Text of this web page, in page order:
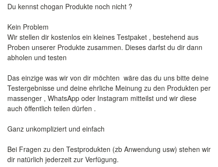
Du kennst chogan Produkte noch nicht ?
Kein Problem
Wir stellen dir kostenlos ein kleines Testpaket , bestehend aus
Proben unserer Produkte zusammen. Dieses darfst du dir dann
abholen und testen
Das einzige was wir von dir möchten wäre das du uns bitte deine
Testergebnisse und deine ehrliche Meinung zu den Produkten per
massenger , WhatsApp oder Instagram mitteilst und wir diese
auch öffentlich teilen dürfen .
Ganz unkompliziert und einfach
Bei Fragen zu den Testprodukten (zb Anwendung usw) stehen wir
dir natürlich jederzeit zur Verfügung.